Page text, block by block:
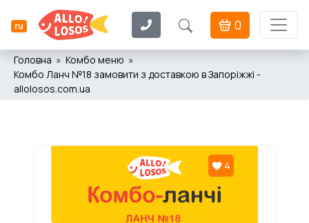
ru 0
Головна
Комбо меню
Комбо Ланч №18 замовити з доставкою в Запоріжжі -
allolosos.com.ua
4